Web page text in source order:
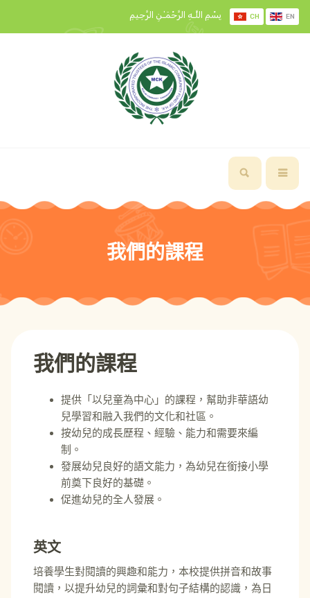
بِسْمِ اللَّـهِ الرَّحْمَـٰنِ الرَّحِيمِ CH EN
我們的課程
我們的課程
提供「以兒童為中心」的課程，幫助非華語幼
兒學習和融入我們的文化和社區。
按幼兒的成長歷程、經驗、能力和需要來編
制。
發展幼兒良好的語文能力，為幼兒在銜接小學
前奠下良好的基礎。
促進幼兒的全人發展。
英文
培養學生對閱讀的興趣和能力，本校提供拼音和故事
閱讀，以提升幼兒的詞彙和對句子結構的認識，為日